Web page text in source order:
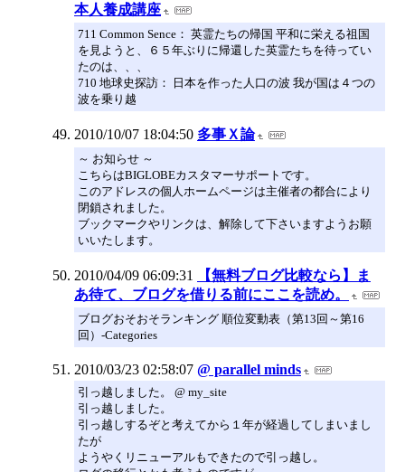
本人養成講座
711 Common Sence： 英霊たちの帰国 平和に栄える祖国
を見ようと、６５年ぶりに帰還した英霊たちを待ってい
たのは、、、
710 地球史探訪： 日本を作った人口の波 我が国は４つの
波を乗り越
2010/10/07 18:04:50 多事Ｘ論
～ お知らせ ～
こちらはBIGLOBEカスタマーサポートです。
このアドレスの個人ホームページは主催者の都合により
閉鎖されました。
ブックマークやリンクは、解除して下さいますようお願
いいたします。
2010/04/09 06:09:31
【無料ブログ比較なら】ま
あ待て、ブログを借りる前にここを読め。
ブログおそおそランキング 順位変動表（第13回～第16
回）-Categories
2010/03/23 02:58:07 @ parallel minds
引っ越しました。 @ my_site
引っ越しました。
引っ越しするぞと考えてから１年が経過してしまいまし
たが
ようやくリニューアルもできたので引っ越し。